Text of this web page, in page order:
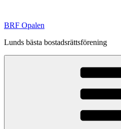
innehåll
BRF Opalen
Lunds bästa bostadsrättsförening